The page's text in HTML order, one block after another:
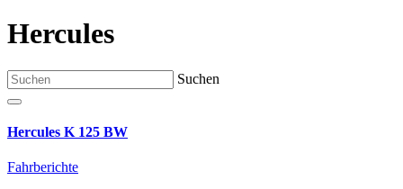
Hercules
Suchen
Hercules K 125 BW
Fahrberichte